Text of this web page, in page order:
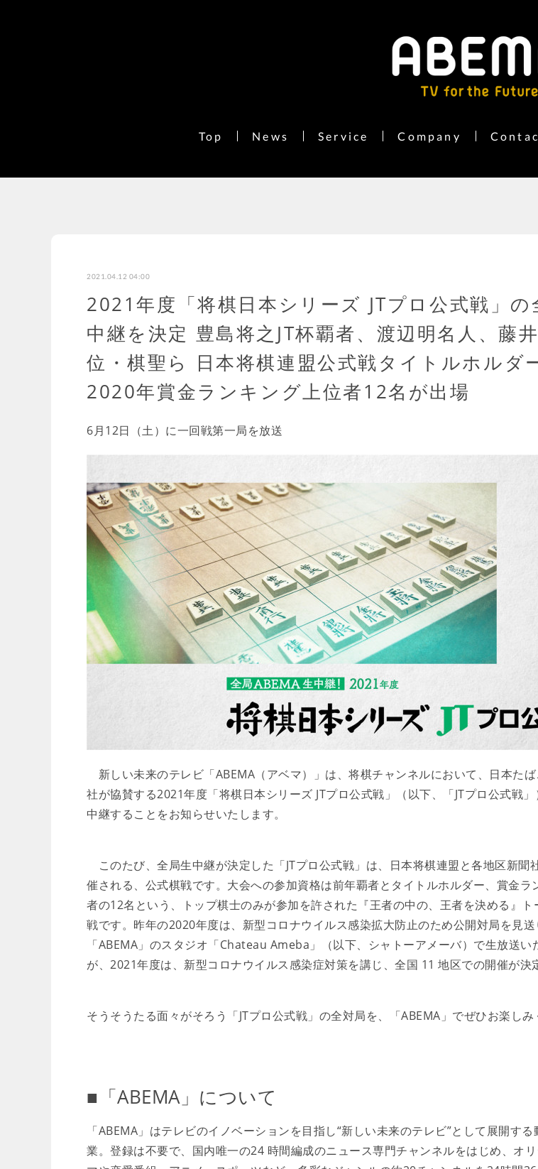
Top News Service Company
2021.04.12 04:00
2021年度「将棋日本シリーズ JTプロ公式戦」の
中継を決定 豊島将之JT杯覇者、渡辺明名人、藤
位・棋聖ら 日本将棋連盟公式戦タイトルホルダ
2020年賞金ランキング上位者12名が出場
6月12日（土）に一回戦第一局を放送
新しい未来のテレビ「ABEMA（アベマ）」は、将棋チャンネルにおいて、日本た
社が協賛する2021年度「将棋日本シリーズ JTプロ公式戦」（以下、「JTプロ公式戦
中継することをお知らせいたします。
このたび、全局生中継が決定した「JTプロ公式戦」は、日本将棋連盟と各地区新聞
催される、公式棋戦です。大会への参加資格は前年覇者とタイトルホルダー、賞金ラ
者の12名という、トップ棋士のみが参加を許された『王者の中の、王者を決める』ト
戦です。昨年の2020年度は、新型コロナウイルス感染拡大防止のため公開対局を見
「ABEMA」のスタジオ「Chateau Ameba」（以下、シャトーアメーバ）で生放送い
が、2021年度は、新型コロナウイルス感染症対策を講じ、全国 11 地区での開催が決
そうそうたる面々がそろう「JTプロ公式戦」の全対局を、「ABEMA」でぜひお楽しみ
■「ABEMA」について
「ABEMA」はテレビのイノベーションを目指し“新しい未来のテレビ”として展開す
業。登録は不要で、国内唯一の24 時間編成のニュース専門チャンネルをはじめ、オ